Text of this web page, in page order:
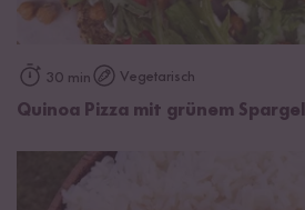
30 min Vegetarisch
Quinoa Pizza mit grünem Spargel